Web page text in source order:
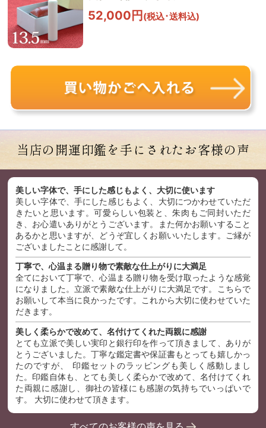
52,000円 (税込･送料込)
当店の開運印鑑を手にされた お客様の声
美しい字体で、手にした感じもよく、大切に使います
美しい字体で、手にした感じもよく、大切につかわせていただ
きたいと思います。可愛らしい包装と、朱肉もご同封いただ
き、お心遣いありがとうございます。また何かお願いすること
あるかと思いますが、どうぞ宜しくお願いいたします。ご縁が
ございましたことに感謝して。
丁寧で、心温まる贈り物で素敵な仕上がりに大満足
全てにおいて丁寧で、心温まる贈り物を受け取ったような感覚
になりました。立派で素敵な仕上がりに大満足です。こちらで
お願いして本当に良かったです。これから大切に使わせていた
だきます。
美しく柔らかで改めて、名付けてくれた両親に感謝
とても立派で美しい実印と銀行印を作って頂きまして、ありが
とうございました。丁寧な鑑定書や保証書もとっても嬉しかっ
たのですが、 印鑑セットのラッピングも美しく感動しまし
た。印鑑自体も、とても美しく柔らかで改めて、名付けてくれ
た両親に感謝し、御社の皆様にも感謝の気持ちでいっぱいで
す。 大切に使わせて頂きます。